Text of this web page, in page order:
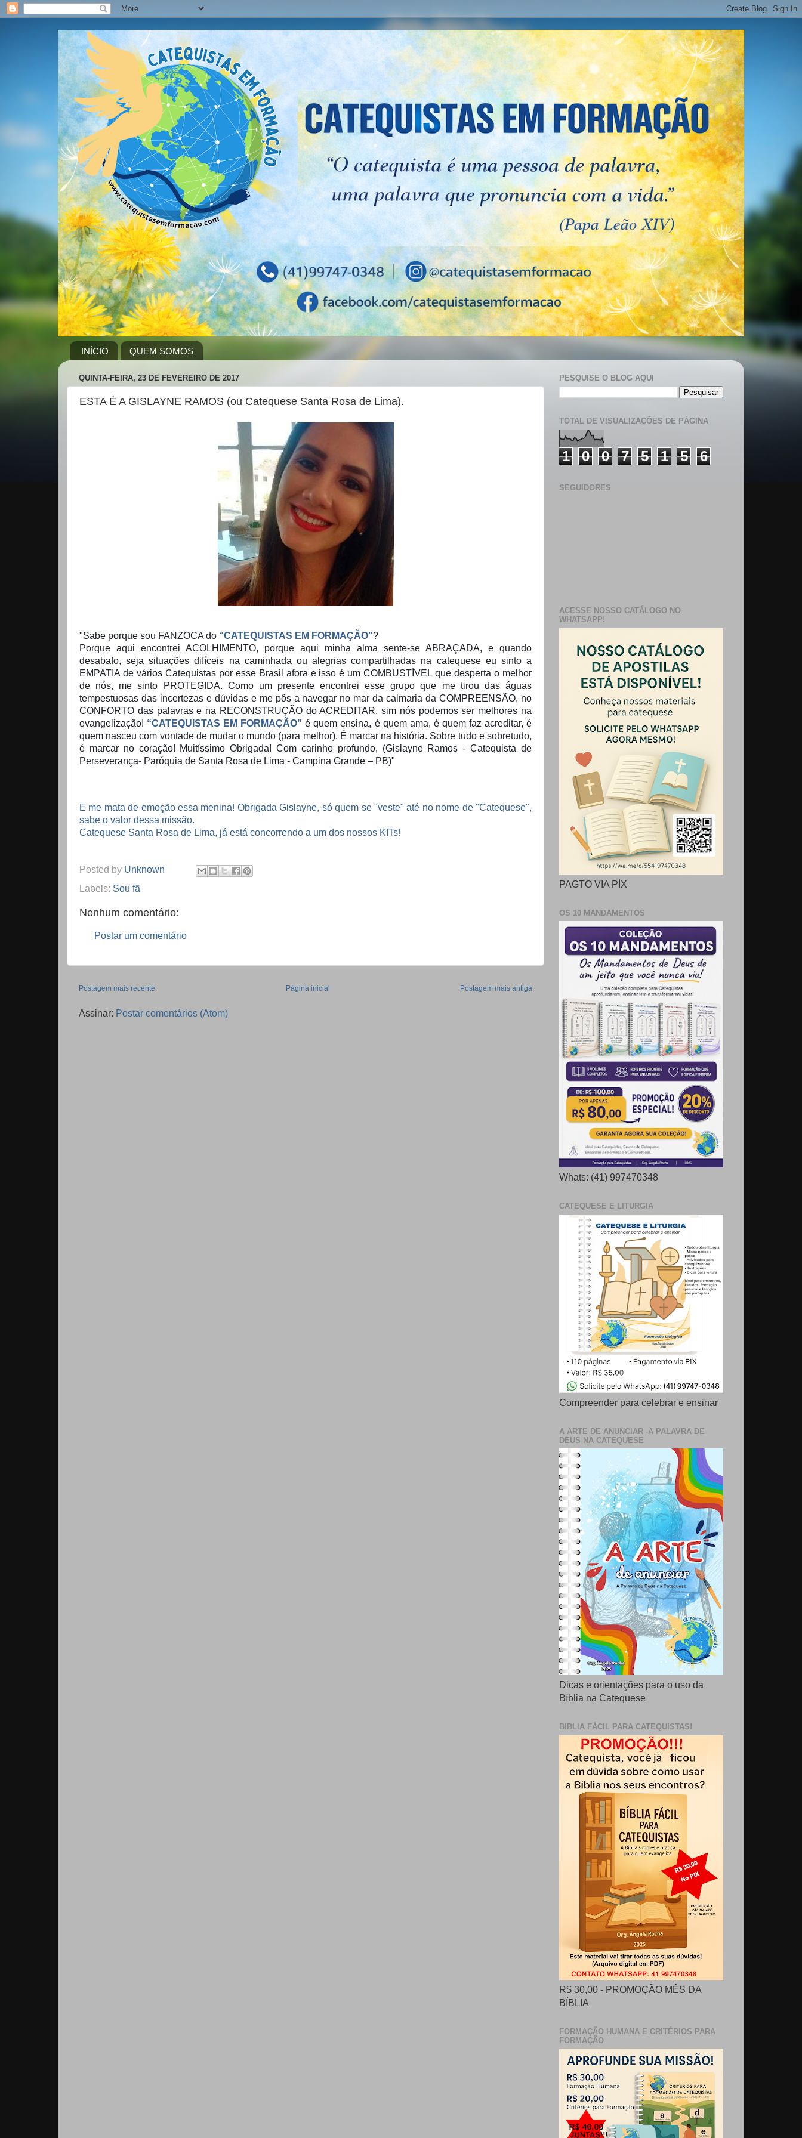
INÍCIO QUEM SOMOS
QUINTA-FEIRA, 23 DE FEVEREIRO DE 2017
ESTA É A GISLAYNE RAMOS (ou Catequese Santa Rosa de Lima).
"Sabe porque sou FANZOCA do “CATEQUISTAS EM FORMAÇÃO"?
Porque aqui encontrei ACOLHIMENTO, porque aqui minha alma sente-se ABRAÇADA, e quando
desabafo, seja situações difíceis na caminhada ou alegrias compartilhadas na catequese eu sinto a
EMPATIA de vários Catequistas por esse Brasil afora e isso é um COMBUSTÍVEL que desperta o melhor
de nós, me sinto PROTEGIDA. Como um presente encontrei esse grupo que me tirou das águas
tempestuosas das incertezas e dúvidas e me pôs a navegar no mar da calmaria da COMPREENSÃO, no
CONFORTO das palavras e na RECONSTRUÇÃO do ACREDITAR, sim nós podemos ser melhores na
evangelização! “CATEQUISTAS EM FORMAÇÃO” é quem ensina, é quem ama, é quem faz acreditar, é
quem nasceu com vontade de mudar o mundo (para melhor). É marcar na história. Sobre tudo e sobretudo,
é marcar no coração! Muitíssimo Obrigada! Com carinho profundo, (GislayneRamos - Catequista de
Perseverança- Paróquia de Santa Rosa de Lima - Campina Grande – PB)"
E me mata de emoção essa menina! Obrigada Gislayne, só quem se "veste" até no nome de "Catequese",
sabe o valor dessa missão.
Catequese Santa Rosa de Lima, já está concorrendo a um dos nossos KITs!
Posted by Unknown
Labels: Sou fã
Nenhum comentário:
Postar um comentário
Postagem mais recente Postagem mais antiga
Página inicial
Assinar: Postar comentários (Atom)
PESQUISE O BLOG AQUI
TOTAL DE VISUALIZAÇÕES DE PÁGINA
1 0 0 7 5 1 5 6
SEGUIDORES
ACESSE NOSSO CATÁLOGO NO
WHATSAPP!
PAGTO VIA PÍX
OS 10 MANDAMENTOS
Whats: (41) 997470348
CATEQUESE E LITURGIA
Compreender para celebrar e ensinar
A ARTE DE ANUNCIAR -A PALAVRA DE
DEUS NA CATEQUESE
Dicas e orientações para o uso da
Bíblia na Catequese
BIBLIA FÁCIL PARA CATEQUISTAS!
R$ 30,00 - PROMOÇÃO MÊS DA
BÍBLIA
FORMAÇÃO HUMANA E CRITÉRIOS PARA
FORMAÇÃO